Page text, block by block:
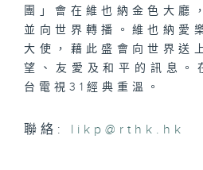
團」會在維也納金色大廳
並向世界轉播。維也納愛
大使，藉此盛會向世界送
望、友愛及和平的訊息。
台電視31經典重溫。
聯絡: likp@rthk.hk